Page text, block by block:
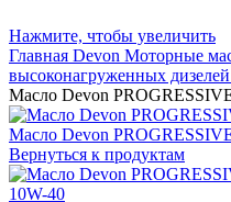
Нажмите, чтобы увеличить
Главная Devon Моторные
высоконагруженных
Масло Devon
Масло Devon
Вернуться к продуктам